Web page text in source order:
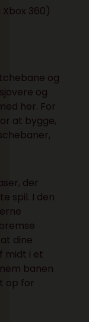
Xbox 360)
og
og
her. For
at bygge,
der
spil. I den
dine
midt i et
banen
op for